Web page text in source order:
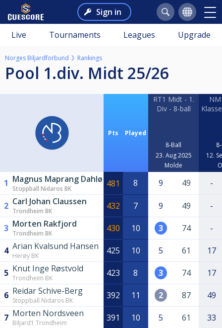
Sign in
Live Tournaments Leagues Upgrade
Norges Biljardforbund Rankings
Pool 1.div. Midt 25/26
Pts Played
RT1 Midt - 1.
Div - 8-ball
8-Ball
23. Aug 2025
Molde
12.
1 Magnus Maprang Dahlø
Stoppball Nidaros BK 481 8 9 49 -
2 Carl Johan Claussen
Trondheim BK 432 7 9 49 -
3 Morten Rakfjord
Trondheim BK 430 10 3 74 -
4 Arian Kvalsund Hansen
Herøy BK 425 10 5 61 17
5 Knut Inge Røstvold
Trondheim BK 423 8 3 74 17
6 Reidar Schive-Berg
Stoppball Nidaros BK 392 11 2 87 49
7 Morten Nordsveen
Biljard1 Trondheim 391 10 5 61 33